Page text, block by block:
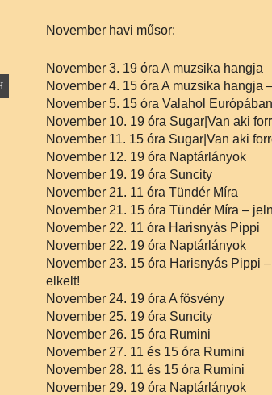
November havi műsor:
November 3. 19 óra A muzsika hangja
November 4. 15 óra A muzsika hangja
November 5. 15 óra Valahol
November 10. 19 óra Sugar|Van aki
November 11. 15 óra Sugar|Van aki
November 12. 19 óra Naptárlányok
November 19. 19 óra Suncity
November 21. 11 óra Tündér Míra
November 21. 15 óra Tündér Míra –
November 22. 11 óra Harisnyás Pippi
November 22. 19 óra Naptárlányok
November 23. 15 óra Harisnyás Pippi
elkelt!
November 24. 19 óra A fösvény
November 25. 19 óra Suncity
November 26. 15 óra Rumini
November 27. 11 és 15 óra Rumini
November 28. 11 és 15 óra Rumini
November 29. 19 óra Naptárlányok